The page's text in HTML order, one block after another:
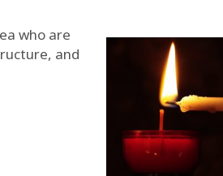
who are
and